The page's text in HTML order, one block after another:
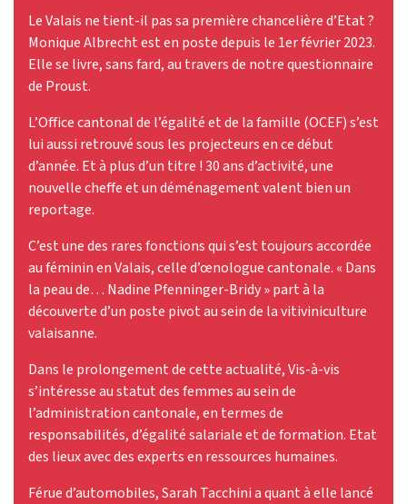
Le Valais ne tient-il pas sa première chancelière d’Etat ?
Monique Albrecht est en poste depuis le 1er février 2023.
Elle se livre, sans fard, au travers de notre questionnaire
de Proust.
L’Office cantonal de l’égalité et de la famille (OCEF) s’est
lui aussi retrouvé sous les projecteurs en ce début
d’année. Et à plus d’un titre ! 30 ans d’activité, une
nouvelle cheffe et un déménagement valent bien un
reportage.
C’est une des rares fonctions qui s’est toujours accordée
au féminin en Valais, celle d’œnologue cantonale. « Dans
la peau de… Nadine Pfenninger-Bridy » part à la
découverte d’un poste pivot au sein de la vitiviniculture
valaisanne.
Dans le prolongement de cette actualité, Vis-à-vis
s’intéresse au statut des femmes au sein de
l’administration cantonale, en termes de
responsabilités, d’égalité salariale et de formation. Etat
des lieux avec des experts en ressources humaines.
Férue d’automobiles, Sarah Tacchini a quant à elle lancé